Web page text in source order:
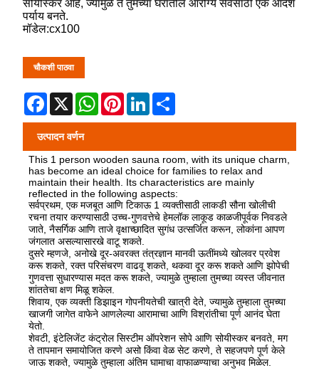
सोयीस्कर आहे, ज्यामुळे ते तुमच्या घरातील आरोग्य सेवेसाठी एक आदर्श
पर्याय बनते.
मॉडेल:cx100
चौकशी पाठवा
Facebook
X WhatsApp
PinterestLinkedIn
उत्पादन वर्णन
This 1 person wooden sauna room, with its unique charm,
has become an ideal choice for families to relax and
maintain their health. Its characteristics are mainly
reflected in the following aspects:
सर्वप्रथम, एक मजबूत आणि टिकाऊ 1 व्यक्तीसाठी लाकडी सौना खोलीची
रचना तयार करण्यासाठी उच्च-गुणवत्तेचे हेमलॉक लाकूड काळजीपूर्वक निवडले
जाते, नैसर्गिक आणि ताजे वृक्षाच्छादित सुगंध उत्सर्जित करून, लोकांना आपण
जंगलात असल्यासारखे वाटू शकते.
दुसरे म्हणजे, अनोखे दूर-अवरक्त तंत्रज्ञान मानवी ऊतींमध्ये खोलवर प्रवेश
करू शकते, रक्त परिसंचरण वाढवू शकते, थकवा दूर करू शकते आणि झोपेची
गुणवत्ता सुधारण्यास मदत करू शकते, ज्यामुळे तुम्हाला तुमच्या व्यस्त जीवनात
शांततेचा क्षण मिळू शकेल.
शिवाय, एक व्यक्ती डिझाइन गोपनीयतेची खात्री देते, ज्यामुळे तुम्हाला तुमच्या
खाजगी जागेत वाफेने आणलेल्या आरामाचा आणि विश्रांतीचा पूर्ण आनंद घेता
येतो.
शेवटी, इंटेलिजेंट कंट्रोल सिस्टीम ऑपरेशन सोपे आणि सोयीस्कर बनवते, मग
ते तापमान समायोजित करणे असो किंवा वेळ सेट करणे, ते सहजपणे पूर्ण केले
जाऊ शकते, ज्यामुळे तुम्हाला अंतिम घामाचा वाफाळण्याचा अनुभव मिळेल.